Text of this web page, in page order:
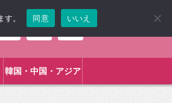
韓国・中国・アジア
。 同意 いいえ